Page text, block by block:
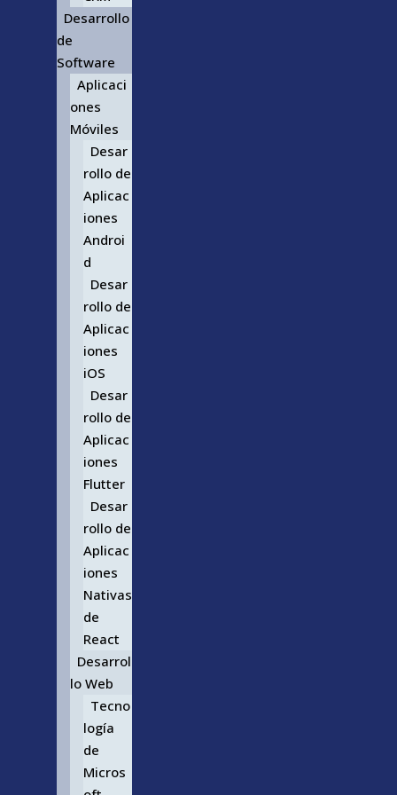
Desarrollo
de
Software
Aplicaci
ones
Móviles
Desar
rollo de
Aplicac
iones
Androi
d
Desar
rollo de
Aplicac
iones
iOS
Desar
rollo de
Aplicac
iones
Flutter
Desar
rollo de
Aplicac
iones
Nativas
de
React
Desarrol
lo Web
Tecno
logía
de
Micros